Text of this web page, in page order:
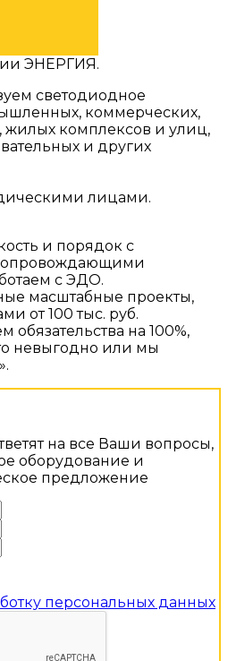
ЭНЕРГИЯ.
светодиодное
коммерческих,
жилых комплексов и улиц,
и других
лицами.
и порядок с
с ЭДО.
масштабные проекты,
от 100 тыс. руб.
обязательства на 100%,
невыгодно или мы
на все Ваши вопросы,
оборудование и
предложение
персональных данных